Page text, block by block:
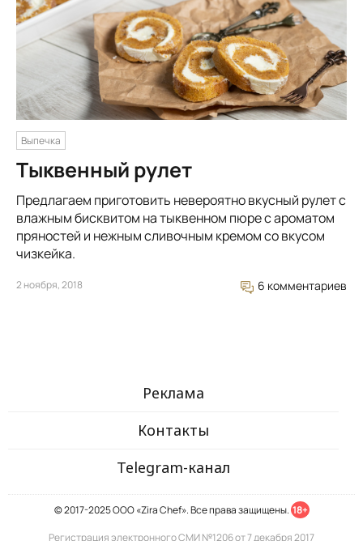
Выпечка
Тыквенный рулет
Предлагаем приготовить невероятно вкусный рулет с
влажным бисквитом на тыквенном пюре с ароматом
пряностей и нежным сливочным кремом со вкусом
чизкейка.
2 ноября, 2018 6 комментариев
Реклама
Контакты
Telegram-канал
© 2017-2025 ООО «Zira Chef». Все права защищены. 18+
Регистрация электронного СМИ №1206 от 7 декабря 2017